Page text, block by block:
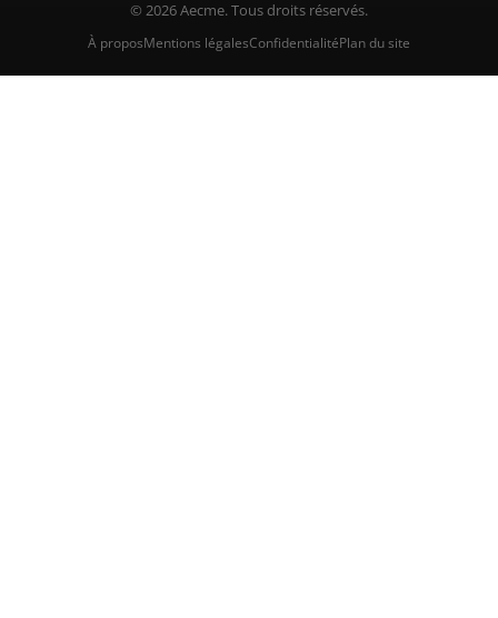
© 2026 Aecme. Tous droits réservés.
À proposMentions légalesConfidentialitéPlan du site